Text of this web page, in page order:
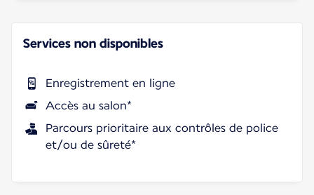
Services non disponibles
Enregistrement en ligne
Accès au salon*
Parcours prioritaire aux contrôles de police
et/ou de sûreté*